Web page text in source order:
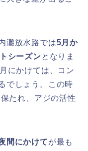
灘放水路では5月か
シーズンとなりま
にかけては、コン
でしょう。この時
たれ、アジの活性
間にかけてが最も